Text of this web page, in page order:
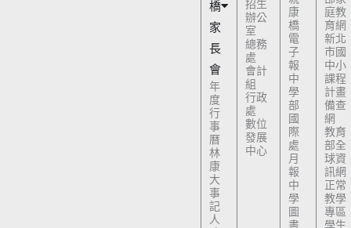
橋
家
長
會
年
度
行
事
曆
林
康
大
事
記
人
招生
辦公
室
總務
處
會計
組
行政
處
數位
發展
中心
康
橋
電
子
報
中
學
部
國
際
處
月
報
中
學
圖
書
庭教
育網
新北
市國
中小
課程
計畫
備查
網
教育
部全
球資
訊網
正常
教學
專區
學生